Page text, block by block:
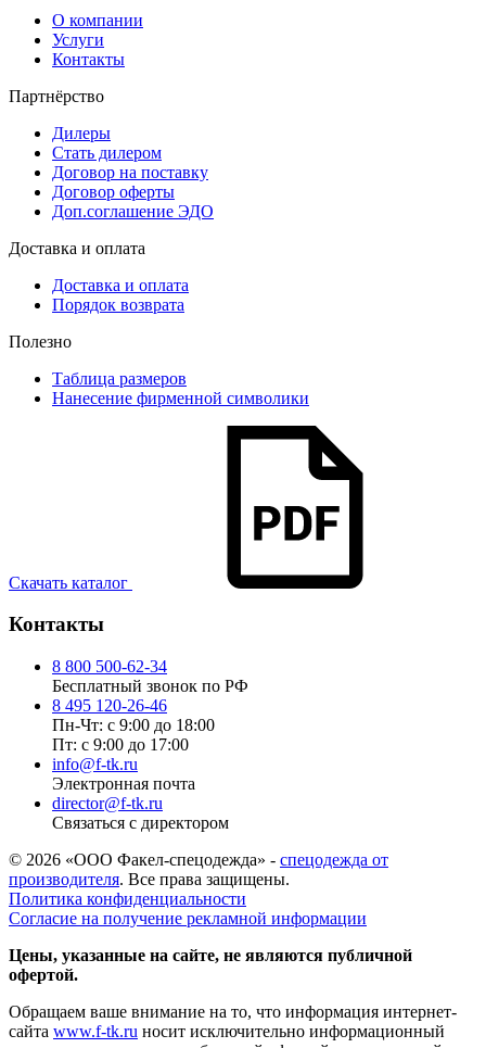
О компании
Услуги
Контакты
Партнёрство
Дилеры
Стать дилером
Договор на поставку
Договор оферты
Доп.соглашение ЭДО
Доставка и оплата
Доставка и оплата
Порядок возврата
Полезно
Таблица размеров
Нанесение фирменной символики
Скачать каталог
Контакты
8 800 500-62-34
Бесплатный звонок по РФ
8 495 120-26-46
Пн-Чт: с 9:00 до 18:00
Пт: с 9:00 до 17:00
info@f-tk.ru
Электронная почта
director@f-tk.ru
Связаться с директором
© 2026 «ООО Факел-спецодежда» - спецодежда от
производителя. Все права защищены.
Политика конфиденциальности
Согласие на получение рекламной информации
Цены, указанные на сайте, не являются публичной
офертой.
Обращаем ваше внимание на то, что информация интернет-
сайта www.f-tk.ru носит исключительно информационный